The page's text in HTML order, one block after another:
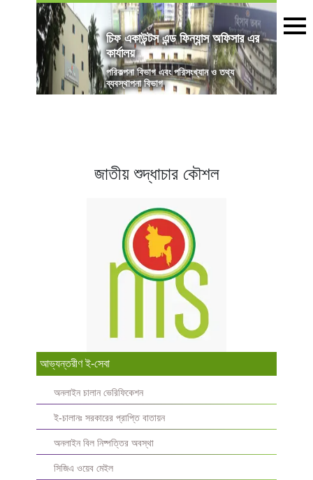
চিফ একাউন্টস এন্ড ফিন্যান্স অফিসার এর
কার্যালয়
পরিকল্পনা বিভাগ এবং পরিসংখ্যান ও তথ্য
ব্যবস্থাপনা বিভাগ
জাতীয় শুদ্ধাচার কৌশল
আভ্যন্তরীণ ই-সেবা
অনলাইন চালান ভেরিফিকেশন
ই-চালানঃ সরকারের প্রাপ্তি বাতায়ন
অনলাইন বিল নিষ্পত্তির অবস্থা
সিজিএ ওয়েব মেইল